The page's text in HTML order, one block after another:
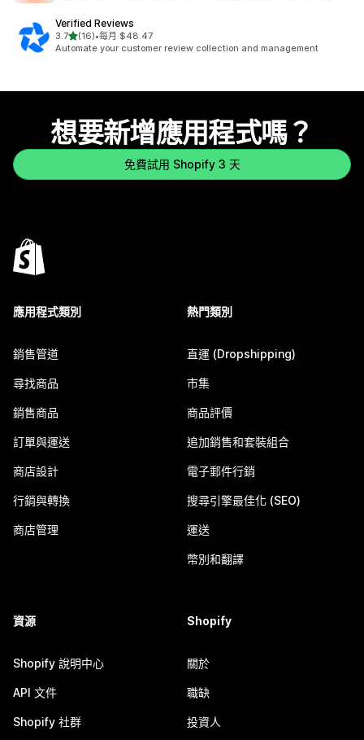
Verified Reviews
3.7滿分 5 顆星
(16)
共有 16 則評價
•每月 $48.47
Automate your customer review collection and management
想要新增應用程式嗎？
免費試用 Shopify 3 天
應用程式類別
銷售管道
尋找商品
銷售商品
訂單與運送
商店設計
行銷與轉換
商店管理
熱門類別
直運 (Dropshipping)
市集
商品評價
追加銷售和套裝組合
電子郵件行銷
搜尋引擎最佳化 (SEO)
運送
幣別和翻譯
資源
Shopify 說明中心
API 文件
Shopify 社群
Shopify
關於
職缺
投資人